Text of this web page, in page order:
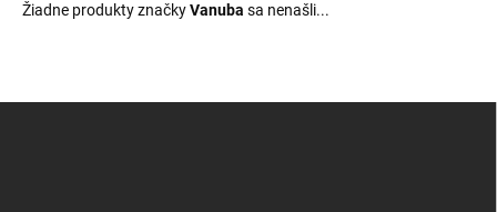
Žiadne produkty značkyVanuba sa nenašli...